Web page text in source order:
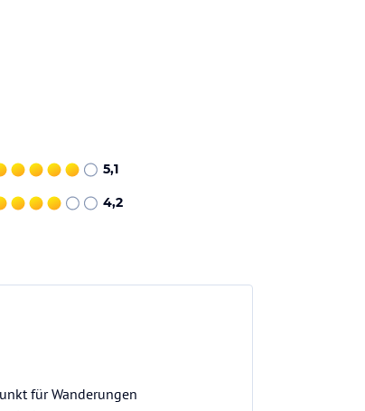
5,1
4,2
für Wanderungen